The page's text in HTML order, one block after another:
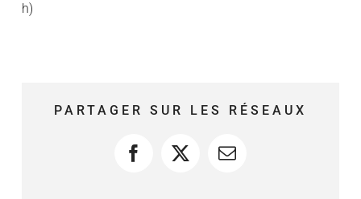
h)
PARTAGER SUR LES RÉSEAUX
Facebook
X Courriel